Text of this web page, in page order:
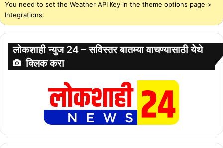
You need to set the Weather API Key in the theme options page >
Integrations.
लोकशाही न्युज 24 – सविस्तर बातम्या वाचण्यासाठी येथे
क्लिक करा